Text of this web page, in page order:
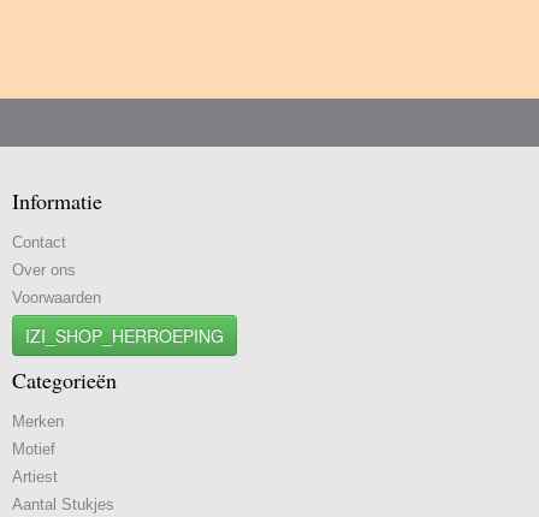
Informatie
Contact
Over ons
Voorwaarden
IZI_SHOP_HERROEPING
Categorieën
Merken
Motief
Artiest
Aantal Stukjes